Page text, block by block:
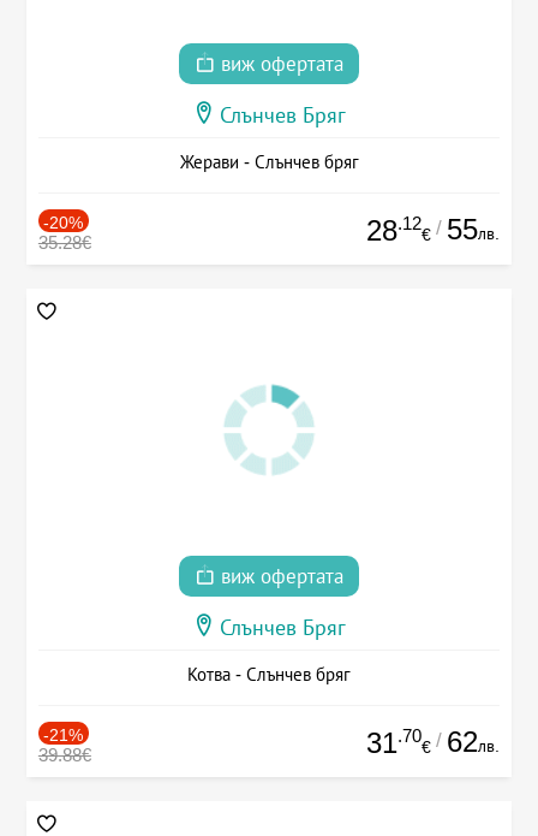
виж офертата
Слънчев Бряг
Жерави - Слънчев бряг
-20%
35.28€ 28.12
€ / 55лв.
виж офертата
Слънчев Бряг
Котва - Слънчев бряг
-21%
39.88€ 31.70
€ / 62лв.